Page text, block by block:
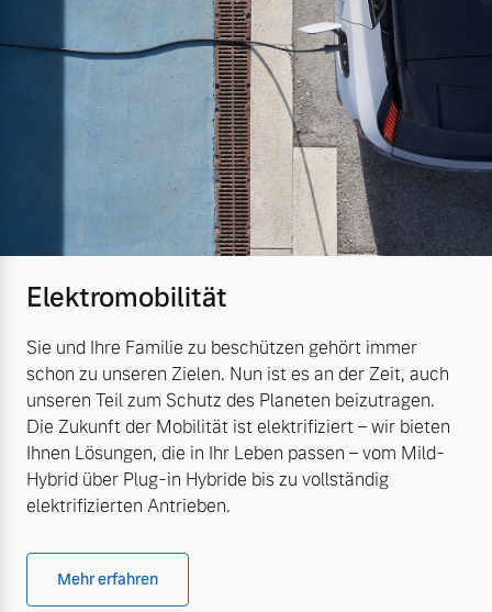
Elektromobilität
Sie und Ihre Familie zu beschützen gehört immer
schon zu unseren Zielen. Nun ist es an der Zeit, auch
unseren Teil zum Schutz des Planeten beizutragen.
Die Zukunft der Mobilität ist elektrifiziert – wir bieten
Ihnen Lösungen, die in Ihr Leben passen – vom Mild-
Hybrid über Plug-in Hybride bis zu vollständig
elektrifizierten Antrieben.
Mehr erfahren